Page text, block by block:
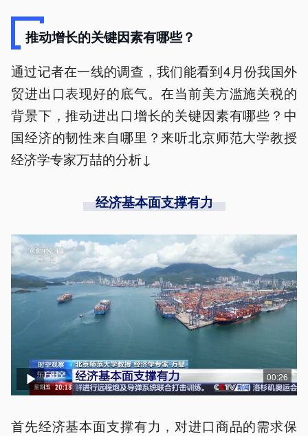
推动增长的关键因素有哪些？
通过记者在一线的调查，我们能看到4月份我国外
贸进出口表现好的底气。在当前美方滥施关税的
背景下，推动进出口增长的关键因素有哪些？中
国经济的韧性来自哪里？来听北京师范大学教授
经济学专家万喆的分析↓
经济基本面支撑有力
00:26
首先经济基本面支撑有力，对进口商品的需求保